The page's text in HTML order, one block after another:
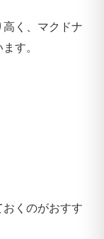
く、マクドナ
す。
くのがおすす